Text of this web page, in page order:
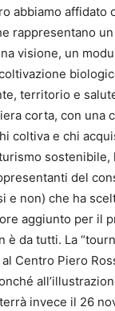
abbiamo
rappresentano
visione, un
territorio e
corta, con una
coltiva e chi
sostenibile,
del
e non) che ha
aggiunto per il
da tutti. La
Centro Piero
invece il 26